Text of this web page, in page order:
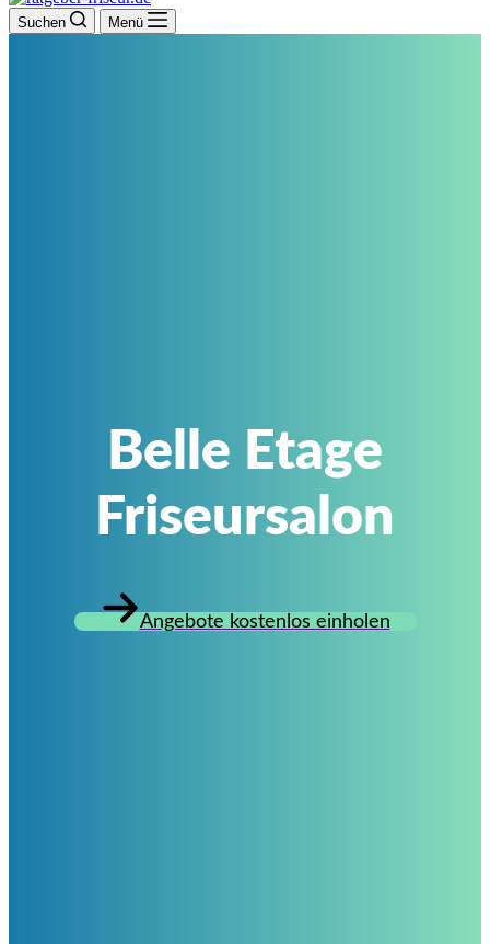
Suchen Menü
Belle Etage
Friseursalon
Angebote kostenlos einholen